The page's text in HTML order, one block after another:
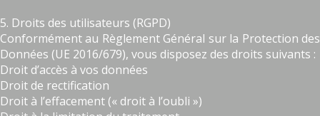
5. Droits des utilisateurs (RGPD)
Conformément au Règlement Général sur la Protection des
Données (UE 2016/679), vous disposez des droits suivants :
Droit d’accès à vos données
Droit de rectification
Droit à l’effacement (« droit à l’oubli »)